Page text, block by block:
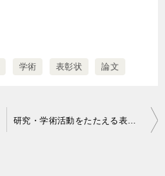
学術 表彰状 論文
研究・学術活動をたたえる表彰状の文例｜個人向け